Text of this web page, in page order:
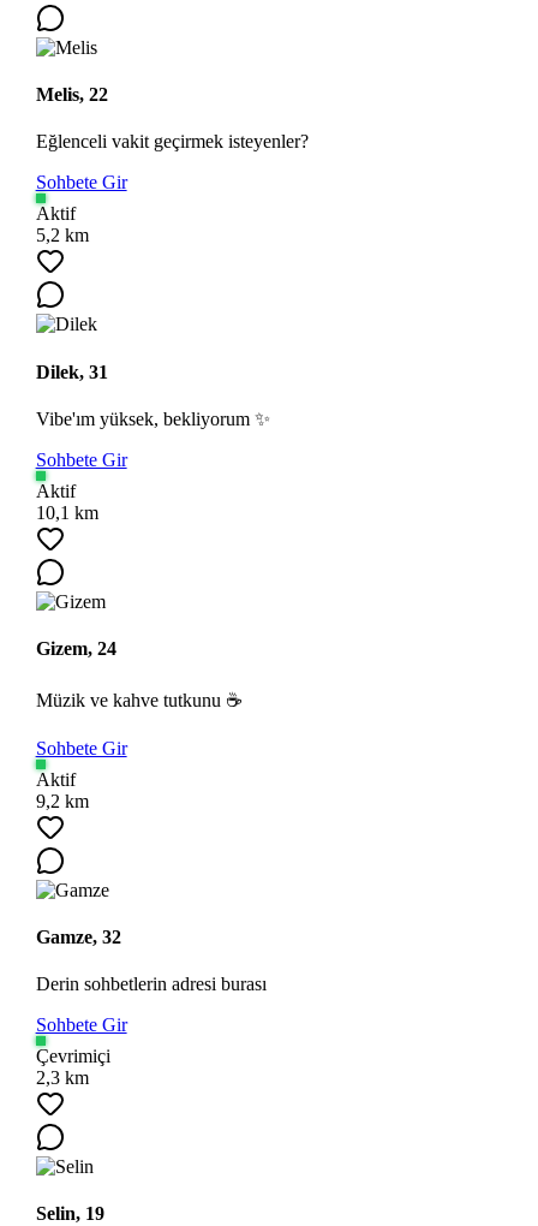
Melis, 22
Eğlenceli vakit geçirmek isteyenler?
Sohbete Gir
Aktif
5,2 km
Dilek, 31
Vibe'ım yüksek, bekliyorum ✨
Sohbete Gir
Aktif
10,1 km
Gizem, 24
Müzik ve kahve tutkunu ☕
Sohbete Gir
Aktif
9,2 km
Gamze, 32
Derin sohbetlerin adresi burası
Sohbete Gir
Çevrimiçi
2,3 km
Selin, 19